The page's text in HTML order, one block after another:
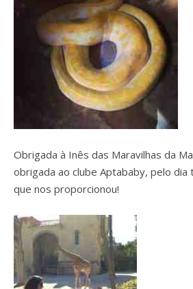
Obrigada à Inês das Maravilhas da
obrigada ao clube Aptababy, pelo dia
que nos proporcionou!